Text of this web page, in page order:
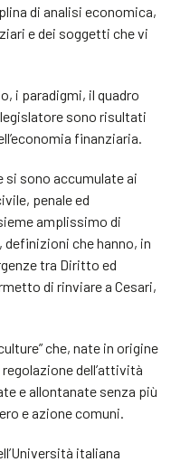
di analisi economica,
e dei soggetti che vi
i paradigmi, il quadro
sono risultati
finanziaria.
si sono accumulate ai
penale ed
amplissimo di
che hanno, in
tra Diritto ed
di rinviare a Cesari,
che, nate in origine
regolazione dell’attività
e allontanate senza più
e azione comuni.
italiana